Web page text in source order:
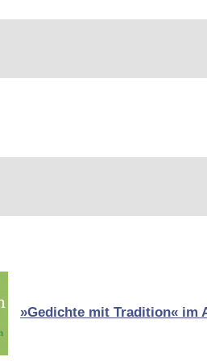
»Gedichte mit Tradition« im